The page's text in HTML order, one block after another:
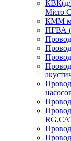
КВК(д/
Micro
КММ
ПГВА
насосов